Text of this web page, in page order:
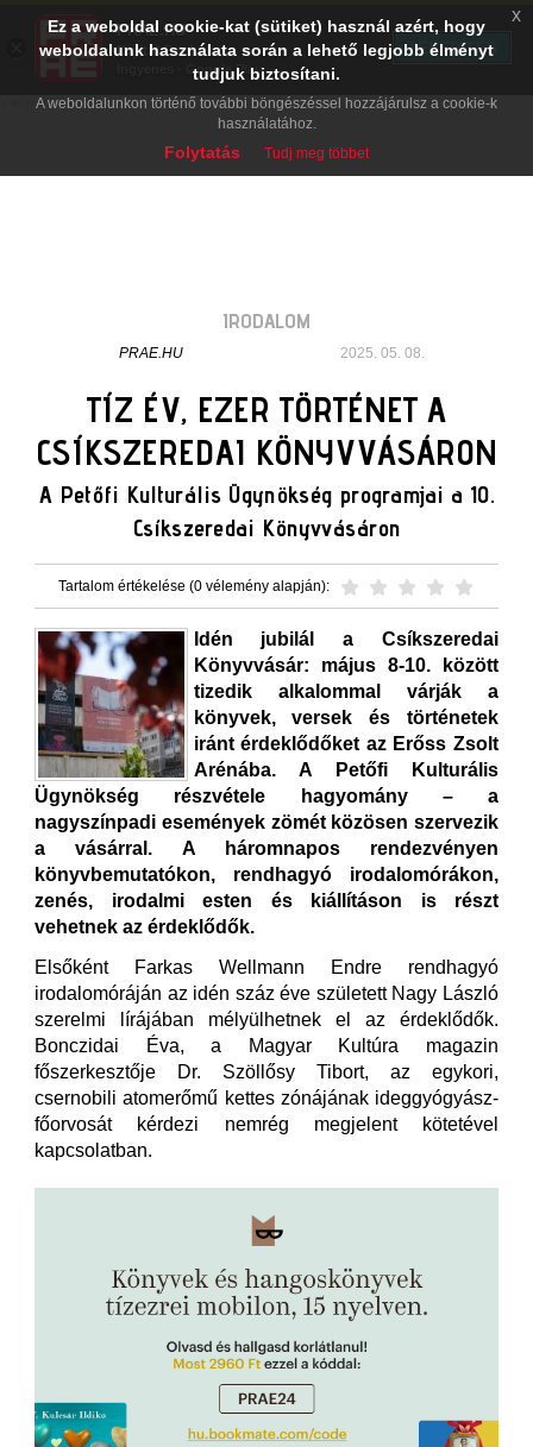
IRODALOM
PRAE.HU 2025. 05. 08.
TÍZ ÉV, EZER TÖRTÉNET A
CSÍKSZEREDAI KÖNYVVÁSÁRON
A Petőfi Kulturális Ügynökség programjai a 10.
Csíkszeredai Könyvvásáron
Tartalom értékelése (0 vélemény alapján):
Idén jubilál a Csíkszeredai
Könyvvásár: május 8-10. között
tizedik alkalommal várják a
könyvek, versek és történetek
iránt érdeklődőket az Erőss Zsolt
Arénába. A Petőfi Kulturális
Ügynökség részvétele hagyomány – a
nagyszínpadi események zömét közösen szervezik
a vásárral. A háromnapos rendezvényen
könyvbemutatókon, rendhagyó irodalomórákon,
zenés, irodalmi esten és kiállításon is részt
vehetnek az érdeklődők.
Elsőként Farkas Wellmann Endre rendhagyó
irodalomóráján az idén száz éve született Nagy László
szerelmi lírájában mélyülhetnek el az érdeklődők.
Bonczidai Éva, a Magyar Kultúra magazin
főszerkesztője Dr. Szöllősy Tibort, az egykori,
csernobili atomerőmű kettes zónájának ideggyógyász-
főorvosát kérdezi nemrég megjelent kötetével
kapcsolatban.
Ez a weboldal cookie-kat (sütiket) használ azért, hogy
weboldalunk használata során a lehető legjobb élményt
tudjuk biztosítani.
A weboldalunkon történő további böngészéssel hozzájárulsz a cookie-k
használatához.
Folytatás Tudj meg többet
x
PRAE.HU
Digital Evolution
Ingyenes - Google Play
TELEPÍTÉS